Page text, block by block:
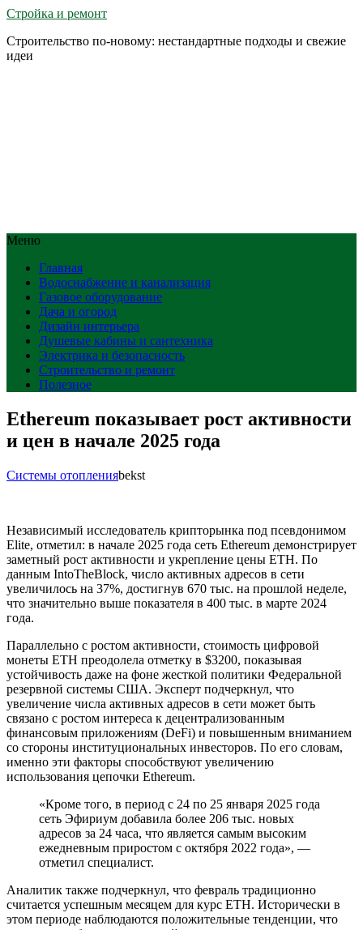
Стройка и ремонт
Строительство по-новому: нестандартные подходы и свежие
идеи
Меню
Главная
Водоснабжение и канализация
Газовое оборудование
Дача и огород
Дизайн интерьера
Душевые кабины и сантехника
Электрика и безопасность
Строительство и ремонт
Полезное
Ethereum показывает рост активности
и цен в начале 2025 года
Системы отопленияbekst
Независимый исследователь крипторынка под псевдонимом
Elite, отметил: в начале 2025 года сеть Ethereum демонстрирует
заметный рост активности и укрепление цены ETH. По
данным IntoTheBlock, число активных адресов в сети
увеличилось на 37%, достигнув 670 тыс. на прошлой неделе,
что значительно выше показателя в 400 тыс. в марте 2024
года.
Параллельно с ростом активности, стоимость цифровой
монеты ETH преодолела отметку в $3200, показывая
устойчивость даже на фоне жесткой политики Федеральной
резервной системы США. Эксперт подчеркнул, что
увеличение числа активных адресов в сети может быть
связано с ростом интереса к децентрализованным
финансовым приложениям (DeFi) и повышенным вниманием
со стороны институциональных инвесторов. По его словам,
именно эти факторы способствуют увеличению
использования цепочки Ethereum.
«Кроме того, в период с 24 по 25 января 2025 года
сеть Эфириум добавила более 206 тыс. новых
адресов за 24 часа, что является самым высоким
ежедневным приростом с октября 2022 года», —
отметил специалист.
Аналитик также подчеркнул, что февраль традиционно
считается успешным месяцем для курс ETH. Исторически в
этом периоде наблюдаются положительные тенденции, что